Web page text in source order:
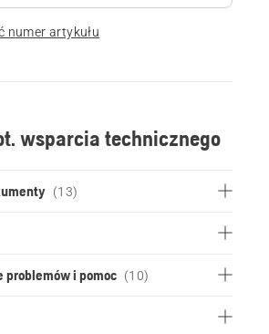
numer artykułu
wsparcia technicznego
(13)
problemów i pomoc (10)